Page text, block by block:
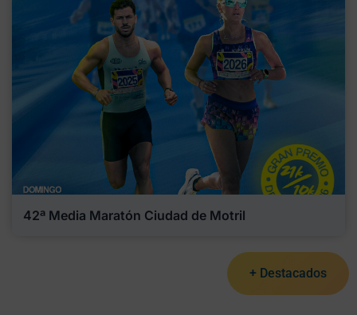
42ª Media Maratón Ciudad de Motril
+ Destacados